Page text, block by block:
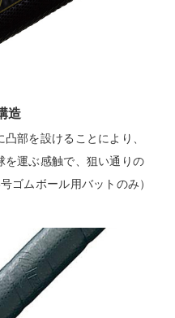
向き）
ロングヒットもねらえる。
造
部を設けることにより、
を運ぶ感触で、狙い通りの
ゴムボール用バットのみ）